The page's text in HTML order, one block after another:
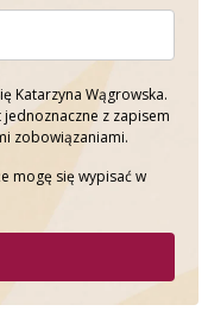
Katarzyna Wągrowska.
z zapisem
zobowiązaniami.
mogę się wypisać w